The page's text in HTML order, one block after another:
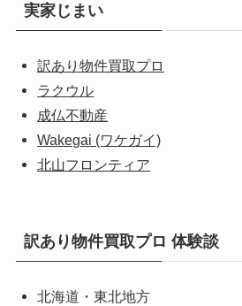
実家じまい
訳あり物件買取プロ
ラクウル
成仏不動産
Wakegai (ワケガイ)
北山フロンティア
訳あり物件買取プロ 体験談
北海道・東北地方